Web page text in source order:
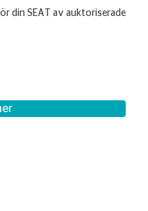
din SEAT av auktoriserade